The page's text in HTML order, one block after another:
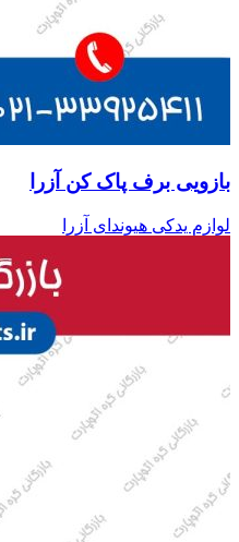
بازویی برف پاک کن آزرا
لوازم یدکی هیوندای آزرا